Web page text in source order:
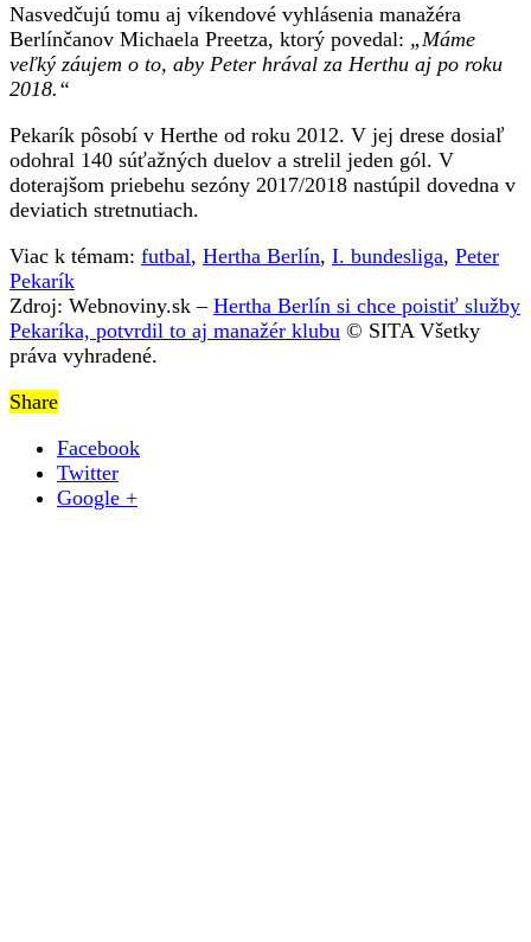
Nasvedčujú tomu aj víkendové vyhlásenia manažéra
Berlínčanov Michaela Preetza, ktorý povedal: „Máme
veľký záujem o to, aby Peter hrával za Herthu aj po roku
2018.“
Pekarík pôsobí v Herthe od roku 2012. V jej drese dosiaľ
odohral 140 súťažných duelov a strelil jeden gól. V
doterajšom priebehu sezóny 2017/2018 nastúpil dovedna v
deviatich stretnutiach.
Viac k témam: futbal, Hertha Berlín, I. bundesliga, Peter
Pekarík
Zdroj: Webnoviny.sk – Hertha Berlín si chce poistiť služby
Pekaríka, potvrdil to aj manažér klubu © SITA Všetky
práva vyhradené.
Share
Facebook
Twitter
Google +